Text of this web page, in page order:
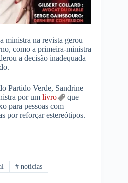
ministra na revista gerou
como a primeira-ministra
a decisão inadequada
Partido Verde, Sandrine
por um livro
que
para pessoas com
por reforçar estereótipos.
# notícias